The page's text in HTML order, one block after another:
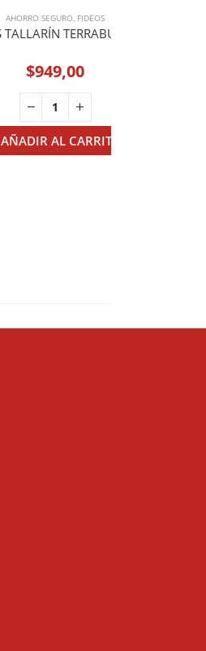
AHORRO SEGURO FIDEOS
$949,00
AÑADIR AL CARRITO